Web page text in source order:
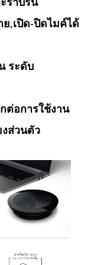
ย,เปิด-ปิดไมค์ได้
ระดับ
ต่อการใช้งาน
ส่วนตัว